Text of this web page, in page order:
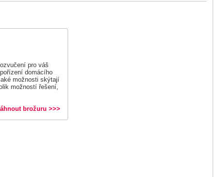
pro váš
domácího
možnosti skýtají
možností řešení,
brožuru >>>